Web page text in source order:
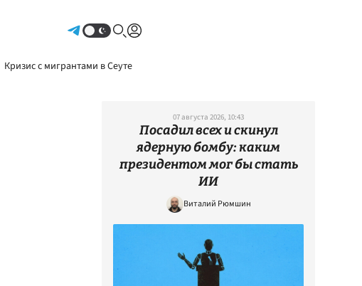
Кризис с мигрантами в Сеуте
07 августа 2026, 10:43
Посадил всех и скинул
ядерную бомбу: каким
президентом мог бы стать
ИИ
Виталий Рюмшин